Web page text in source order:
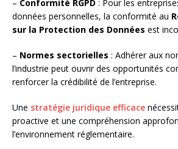
– Conformité RGPD : Pour les
données personnelles, la conformité au
sur la Protection des Données est
– Normes sectorielles : Adhérer aux
l’industrie peut ouvrir des opportunités
renforcer la crédibilité de l’entreprise.
Une stratégie juridique efficace
proactive et une compréhension
l’environnement réglementaire.